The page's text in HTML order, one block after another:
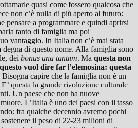
quasi come fossero qualcosa che
non c’è nulla di più aperto al futuro:
pensare a programmare e quindi aprirsi
tanto di famiglia ma poi
vantaggio. In Italia non c’è mai stata
degna di questo nome. Alla famiglia sono
dei bonus una tantum. Ma questa non
vuol dire far l’elemosina: questa
Bisogna capire che la famiglia non è un
questa la grande rivoluzione culturale
Un paese che non ha nuove
L’Italia è uno dei paesi con il tasso
fra qualche decennio avremo pochi
il peso di 22-23 milioni di